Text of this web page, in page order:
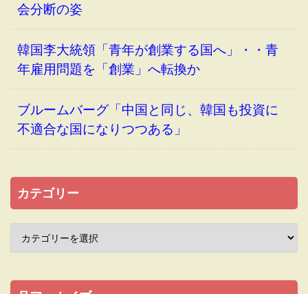
会分断の姿
韓国李大統領「青年が創業する国へ」・・青
年雇用問題を「創業」へ転換か
ブルームバーグ「中国と同じ、韓国も投資に
不適合な国になりつつある」
カテゴリー